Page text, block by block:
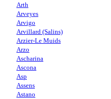
Arth
Arveyes
Arvigo
Arvillard (Salins)
Arzier-Le Muids
Arzo
Ascharina
Ascona
Asp
Assens
Astano